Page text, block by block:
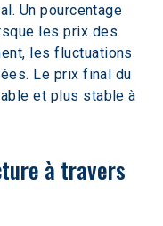
Un pourcentage
les prix des
les fluctuations
Le prix final du
et plus stable à
à travers